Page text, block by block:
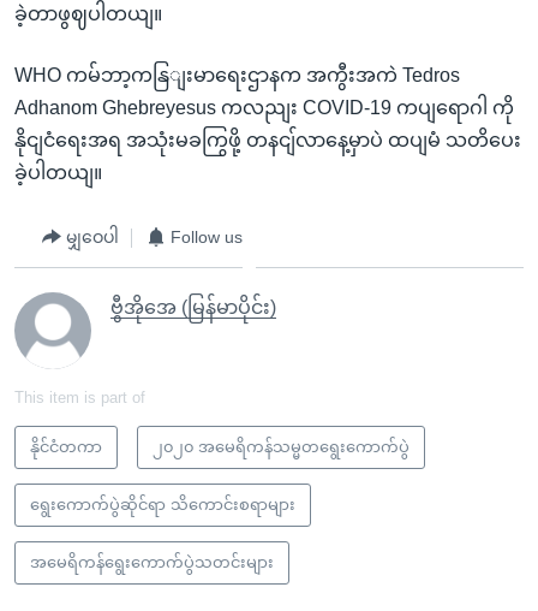
ခဲ့တာဖွဈပါတယျ။
WHO ကမ်ဘာ့ကနြျးမာရေးဌာနက အကွီးအကဲ Tedros
Adhanom Ghebreyesus ကလညျး COVID-19 ကပျရောဂါ ကို
နိုငျငံရေးအရ အသုံးမခကြွဖို့ တနငျ်လာနေ့မှာပဲ ထပျမံ သတိပေး
ခဲ့ပါတယျ။
မျှဝေပါ Follow us
ဗွီအိုအေ (မြန်မာပိုင်း)
This item is part of
နိုင်ငံတကာ ၂၀၂၀ အမေရိကန်သမ္မတရွေးကောက်ပွဲ
ရွေးကောက်ပွဲဆိုင်ရာ သိကောင်းစရာများ
အမေရိကန်ရွေးကောက်ပွဲသတင်းများ